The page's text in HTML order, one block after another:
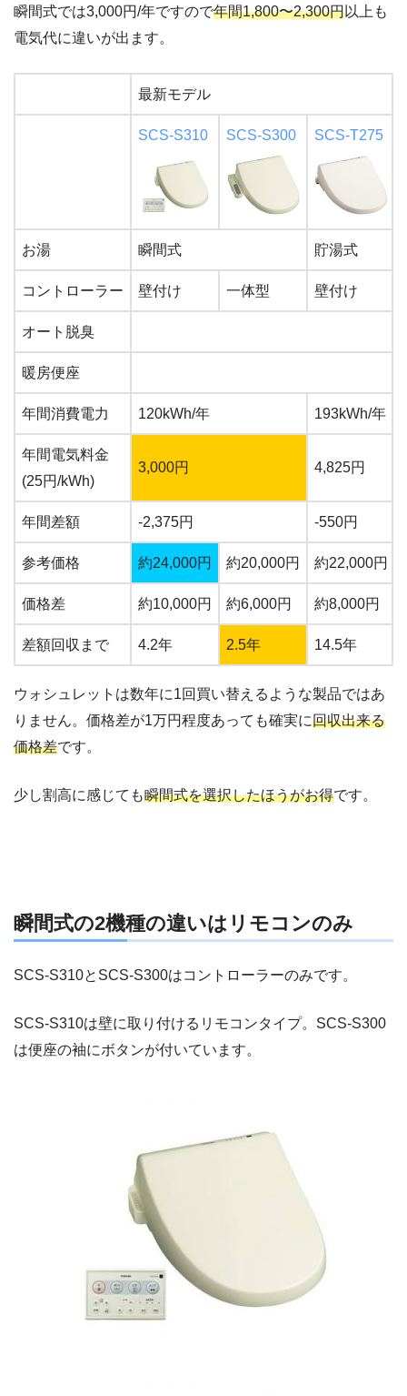
瞬間式では3,000円/年ですので年間1,800〜2,300円以上も
電気代に違いが出ます。
最新モデル
SCS-S310 SCS-S300 SCS-T275
お湯 瞬間式 貯湯式
コントローラー 壁付け 一体型 壁付け
オート脱臭
暖房便座
年間消費電力 120kWh/年 193kWh/年
年間電気料金
(25円/kWh)
3,000円 4,825円
年間差額 -2,375円 -550円
参考価格 約24,000円 約20,000円 約22,000円
価格差 約10,000円 約6,000円 約8,000円
差額回収まで 4.2年 2.5年 14.5年
ウォシュレットは数年に1回買い替えるような製品ではあ
りません。価格差が1万円程度あっても確実に回収出来る
価格差です。
少し割高に感じても瞬間式を選択したほうがお得です。
瞬間式の2機種の違いはリモコンのみ
SCS-S310とSCS-S300はコントローラーのみです。
SCS-S310は壁に取り付けるリモコンタイプ。SCS-S300
は便座の袖にボタンが付いています。